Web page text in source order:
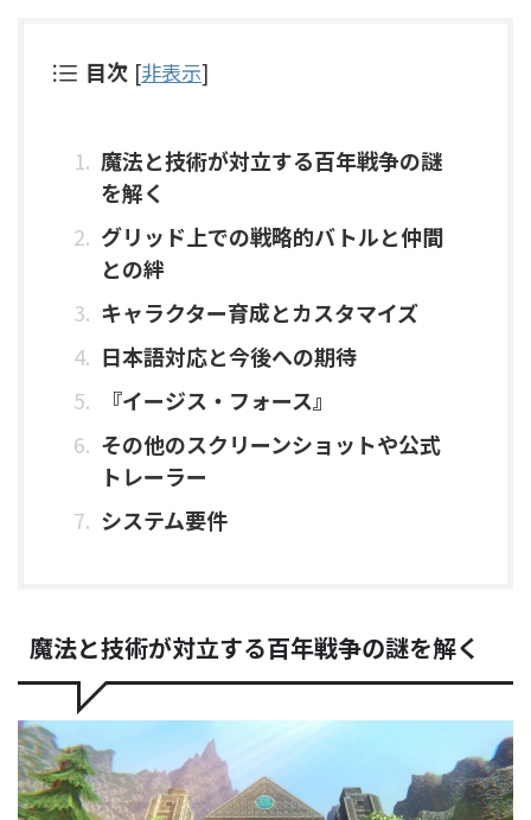
目次 [非表示]
魔法と技術が対立する百年戦争の謎
を解く
グリッド上での戦略的バトルと仲間
との絆
キャラクター育成とカスタマイズ
日本語対応と今後への期待
『イージス・フォース』
その他のスクリーンショットや公式
トレーラー
システム要件
魔法と技術が対立する百年戦争の謎を解く